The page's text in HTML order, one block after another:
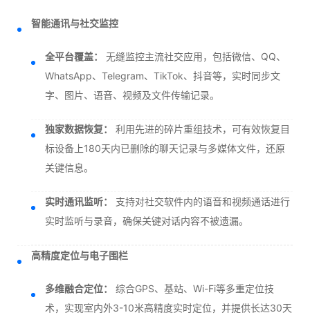
智能通讯与社交监控
全平台覆盖：
无缝监控主流社交应用，包括微信、QQ、
WhatsApp、Telegram、TikTok、抖音等，实时同步文
字、图片、语音、视频及文件传输记录。
独家数据恢复：
利用先进的碎片重组技术，可有效恢复目
标设备上180天内已删除的聊天记录与多媒体文件，还原
关键信息。
实时通讯监听：
支持对社交软件内的语音和视频通话进行
实时监听与录音，确保关键对话内容不被遗漏。
高精度定位与电子围栏
多维融合定位：
综合GPS、基站、Wi-Fi等多重定位技
术，实现室内外3-10米高精度实时定位，并提供长达30天